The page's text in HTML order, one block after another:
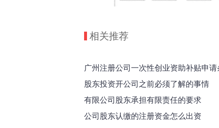
相关推荐
广州注册公司一次性创业资助补贴申请
股东投资开公司之前必须了解的事情
有限公司股东承担有限责任的要求
公司股东认缴的注册资金怎么出资